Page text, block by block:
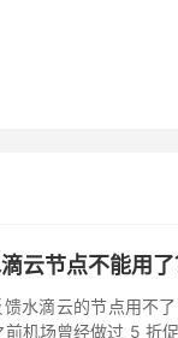
云节点不能用了
水滴云的节点用不
机场曾经做过 5 折